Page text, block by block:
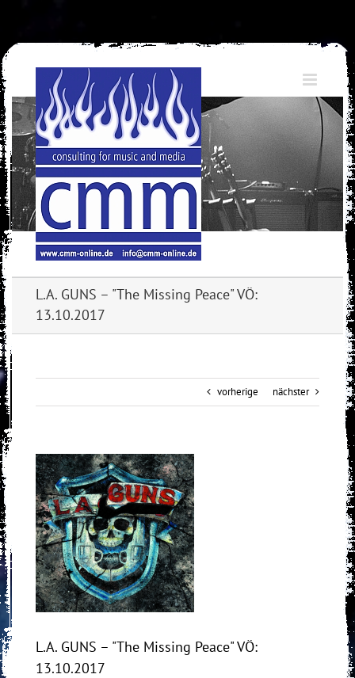
content
L.A. GUNS – "The Missing Peace" VÖ:
13.10.2017
vorherige nächster
View
Larger
Image
L.A. GUNS – "The Missing Peace" VÖ:
13.10.2017